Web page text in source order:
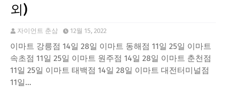
외)
자이언트 춘삼 12월 15, 2022
이마트 강릉점 14일 28일 이마트 동해점 11일 25일 이마트
속초점 11일 25일 이마트 원주점 14일 28일 이마트 춘천점
11일 25일 이마트 태백점 14일 28일 이마트 대전터미널점
11일…